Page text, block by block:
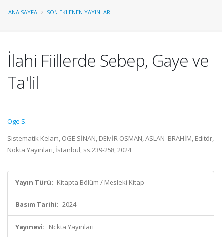
ANA SAYFA SON EKLENEN YAYINLAR
İlahi Fiillerde Sebep, Gaye ve
Ta'lil
Öge S.
Sistematik Kelam, ÖGE SİNAN, DEMİR OSMAN, ASLAN İBRAHİM, Editör,
Nokta Yayınları, İstanbul, ss.239-258, 2024
Yayın Türü: Kitapta Bölüm / Mesleki Kitap
Basım Tarihi: 2024
Yayınevi: Nokta Yayınları